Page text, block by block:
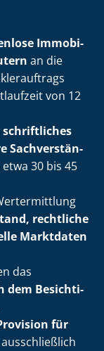
Im­mo­bi­
an die
von 12
schriftliches
Sach­ver­stän­
30 bis 45
rechtliche
Marktdaten
das
dem Be­sich­ti­
für